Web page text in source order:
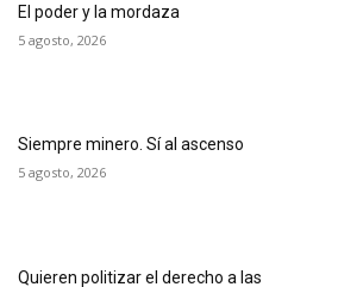
El poder y la mordaza
5 agosto, 2026
Siempre minero. Sí al ascenso
5 agosto, 2026
Quieren politizar el derecho a las